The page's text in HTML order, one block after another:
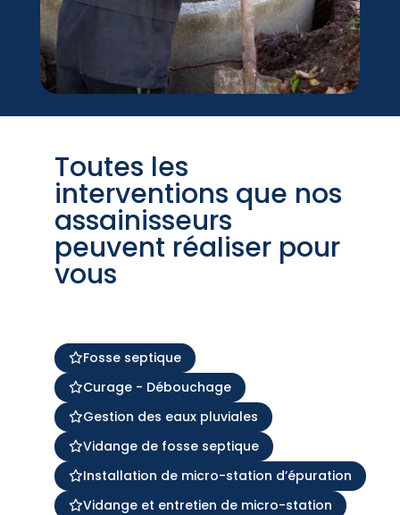
Toutes les
interventions que nos
assainisseurs
peuvent réaliser pour
vous
Fosse septique
Curage - Débouchage
Gestion des eaux pluviales
Vidange de fosse septique
Installation de micro-station d’épuration
Vidange et entretien de micro-station